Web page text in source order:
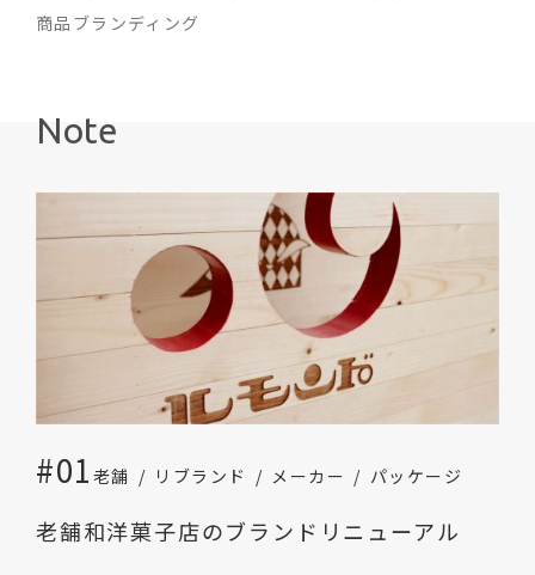
商品ブランディング
Note
#01 老舗 リブランド メーカー パッケージ
老舗和洋菓子店のブランドリニューアル